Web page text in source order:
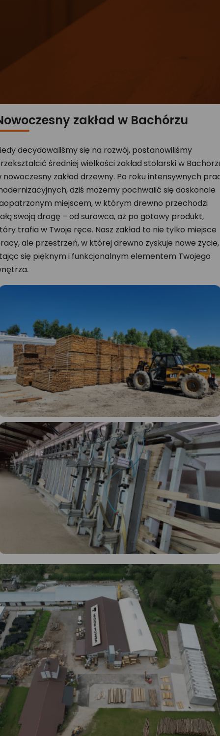
zakład w Bachórzu
decydowaliśmy się na rozwój, postanowiliśmy
średniej wielkości zakład stolarski w
nowoczesny zakład drzewny. Po roku intensywnych
dziś możemy pochwalić się doskonale
miejscem, w którym drewno przechodzi
swoją drogę – od surowca, aż po gotowy produkt,
trafia w Twoje ręce. Nasz zakład to nie tylko miejsce
ale przestrzeń, w której drewno zyskuje nowe życie,
się pięknym i funkcjonalnym elementem Twojego